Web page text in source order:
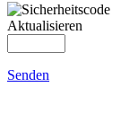
Aktualisieren
Senden